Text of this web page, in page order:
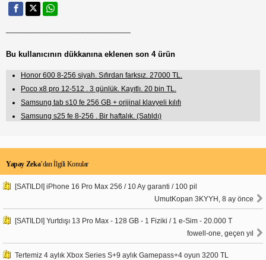
Bu kullanıcının dükkanına eklenen son 4 ürün
Honor 600 8-256 siyah. Sıfırdan farksız. 27000 TL.
Poco x8 pro 12-512 . 3 günlük. Kayıtlı. 20 bin TL.
Samsung tab s10 fe 256 GB + orijinal klavyeli kılıfı
Samsung s25 fe 8-256 . Bir haftalık. (Satıldı)
Yapay Zeka’dan İlgili Konular
[SATILDI] iPhone 16 Pro Max 256 / 10 Ay garanti / 100 pil
UmutKopan 3KYYH, 8 ay önce
[SATILDI] Yurtdışı 13 Pro Max - 128 GB - 1 Fiziki / 1 e-Sim - 20.000 T
fowell-one, geçen yıl
Tertemiz 4 aylık Xbox Series S+9 aylık Gamepass+4 oyun 3200 TL